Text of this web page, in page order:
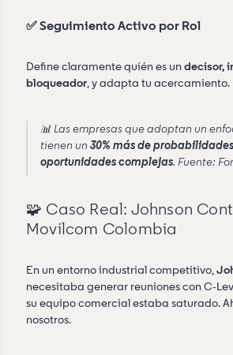
✅ Seguimiento Activo por Rol
Define claramente quién es un decisor,
bloqueador, y adapta tu acercamiento.
📊 Las empresas que adoptan un
tienen un 30% más de
oportunidades complejas. Fuente:
🧩 Caso Real: Johnson
Movilcom Colombia
En un entorno industrial competitivo,
necesitaba generar reuniones con C-
su equipo comercial estaba saturado.
nosotros.